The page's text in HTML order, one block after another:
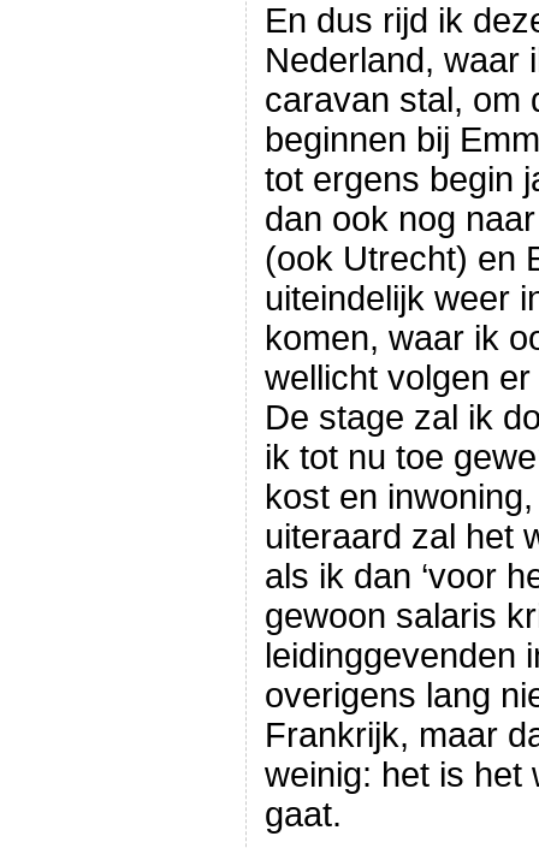
En dus rijd ik
Nederland, waar
caravan stal, om
beginnen bij
tot ergens begin
dan ook nog
(ook Utrecht) en
uiteindelijk weer
komen, waar ik
wellicht volgen
De stage zal ik
ik tot nu toe
kost en
uiteraard zal het
als ik dan ‘voor
gewoon salaris
leidinggevenden
overigens lang
Frankrijk, maar
weinig: het is het
gaat.